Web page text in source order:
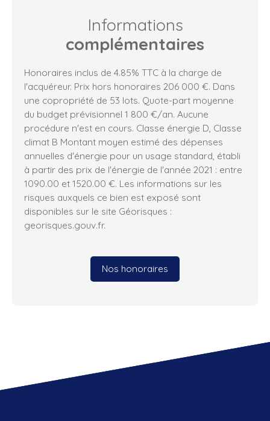
Informations
complémentaires
Honoraires inclus de 4.85% TTC à la charge de
l'acquéreur. Prix hors honoraires 206 000 €. Dans
une copropriété de 53 lots. Quote-part moyenne
du budget prévisionnel 1 800 €/an. Aucune
procédure n'est en cours. Classe énergie D, Classe
climat B Montant moyen estimé des dépenses
annuelles d'énergie pour un usage standard, établi
à partir des prix de l'énergie de l'année 2021 : entre
1090.00 et 1520.00 €. Les informations sur les
risques auxquels ce bien est exposé sont
disponibles sur le site Géorisques :
georisques.gouv.fr.
Nos honoraires